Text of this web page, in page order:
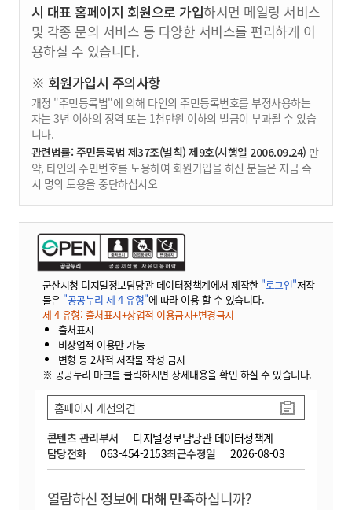
시 대표 홈페이지 회원으로 가입하시면 메일링 서비스
및 각종 문의 서비스 등 다양한 서비스를 편리하게 이
용하실 수 있습니다.
※ 회원가입시 주의사항
개정 "주민등록법"에 의해 타인의 주민등록번호를 부정사용하는
자는 3년 이하의 징역 또는 1천만원 이하의 벌금이 부과될 수 있습
니다.
관련법률: 주민등록법 제37조(벌칙) 제9호(시행일 2006.09.24) 만
약, 타인의 주민번호를 도용하여 회원가입을 하신 분들은 지금 즉
시 명의 도용을 중단하십시오
군산시청 디지털정보담당관 데이터정책계에서 제작한 "로그인"저작
물은 "공공누리 제 4 유형"에 따라 이용 할 수 있습니다.
제 4 유형: 출처표시+상업적 이용금지+변경금지
출처표시
비상업적 이용만 가능
변형 등 2차적 저작물 작성 금지
※ 공공누리 마크를 클릭하시면 상세내용을 확인 하실 수 있습니다.
콘텐츠 관리부서
디지털정보담당관 데이터정책계
담당전화
063-454-2153최근수정일 2026-08-03
홈페이지 개선의견
열람하신 정보에 대해 만족하십니까?